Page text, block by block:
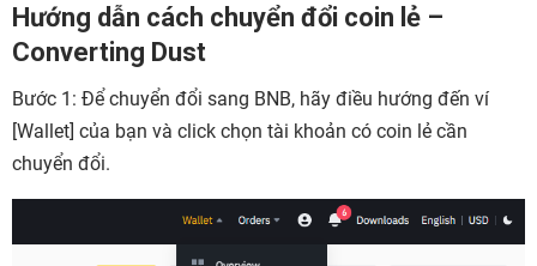
Hướng dẫn cách chuyển đổi coin lẻ –
Converting Dust
Bước 1: Để chuyển đổi sang BNB, hãy điều hướng đến ví
[Wallet] của bạn và click chọn tài khoản có coin lẻ cần
chuyển đổi.